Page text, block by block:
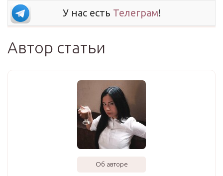
У нас есть Телеграм!
Автор статьи
Об авторе